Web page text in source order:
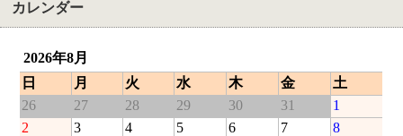
カレンダー
2026年8月
日
月 火 水 木 金
土
26
27 28 29 30 31
1
2
3 4 5 6 7
8